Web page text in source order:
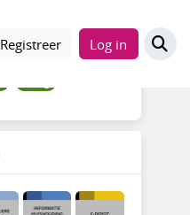
Registreer Log in